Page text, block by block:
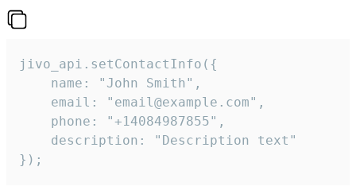
jivo_api.setContactInfo({
    name: "John Smith",
    email: "email@example.com",
    phone: "+14084987855",
    description: "Description text"
});